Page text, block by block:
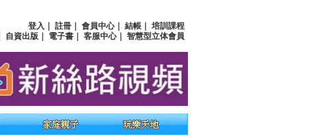
登入 註冊 會員中心｜ 結帳
培訓課程
自資出版 電子書 客服中心｜ 智慧型立体會員